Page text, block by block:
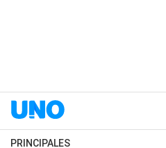
PRINCIPALES